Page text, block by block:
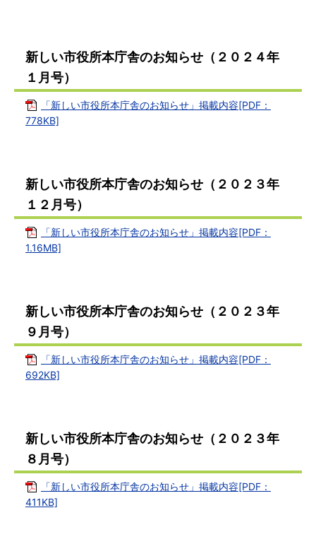
新しい市役所本庁舎のお知らせ（２０２４年
１月号）
「新しい市役所本庁舎のお知らせ」掲載内容[PDF：
778KB]
新しい市役所本庁舎のお知らせ（２０２３年
１２月号）
「新しい市役所本庁舎のお知らせ」掲載内容[PDF：
1.16MB]
新しい市役所本庁舎のお知らせ（２０２３年
９月号）
「新しい市役所本庁舎のお知らせ」掲載内容[PDF：
692KB]
新しい市役所本庁舎のお知らせ（２０２３年
８月号）
「新しい市役所本庁舎のお知らせ」掲載内容[PDF：
411KB]